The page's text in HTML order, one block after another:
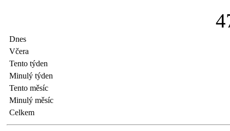
4
Dnes
Včera
Tento týden
Minulý týden
Tento měsíc
Minulý měsíc
Celkem